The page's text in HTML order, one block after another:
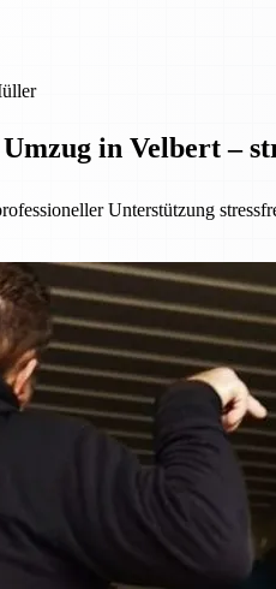
in Velbert –
Unterstützung